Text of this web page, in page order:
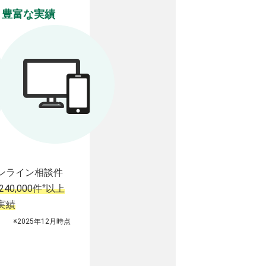
豊富な実績
ライン相談件
件※以上
績
※2025年12月時点